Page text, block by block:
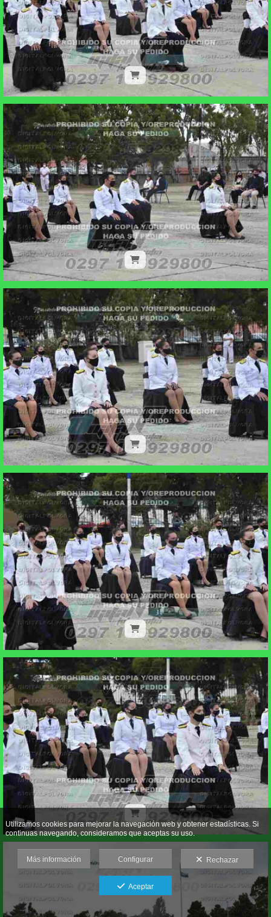
Utilizamos cookies para mejorar la navegación web y obtener estadísticas. Si
continuas navegando, consideramos que aceptas su uso.
Más información Configurar Rechazar
Aceptar